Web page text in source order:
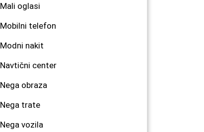
Mali oglasi
Mobilni telefon
Modni nakit
Navtični center
Nega obraza
Nega trate
Nega vozila